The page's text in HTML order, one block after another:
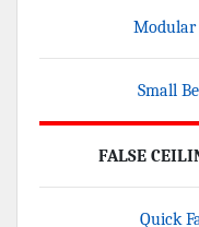
Small
FALSE
Quick